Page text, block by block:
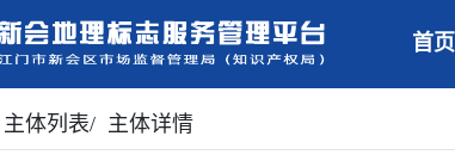
首页
主体列表/ 主体详情